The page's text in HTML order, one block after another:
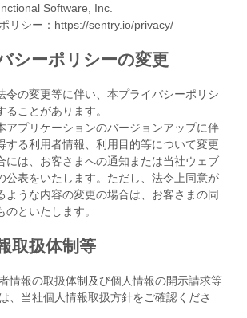
Software, Inc.
リシー：https://sentry.io/privacy/
シーポリシーの変更
令の変更等に伴い、本プライバシーポリシ
ることがあります。
アプリケーションのバージョンアップに伴
する利用者情報、利用目的等について変更
には、お客さまへの通知または当社ウェブ
公表をいたします。ただし、法令上同意が
ような内容の変更の場合は、お客さまの同
のといたします。
取扱体制等
情報の取扱体制及び個人情報の開示請求等
、当社個人情報取扱方針をご確認くださ